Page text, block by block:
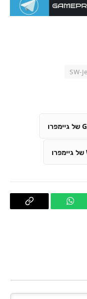
SW-
WhatsApp העתק